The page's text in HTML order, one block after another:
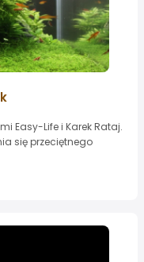
Easy-Life i Karek Rataj.
się przeciętnego